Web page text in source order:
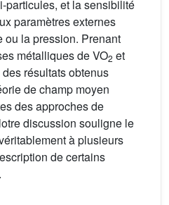
particules, et la sensibilité
paramètres externes
ou la pression. Prenant
métalliques de VO2 et
résultats obtenus
de champ moyen
des approches de
discussion souligne le
à plusieurs
de certains